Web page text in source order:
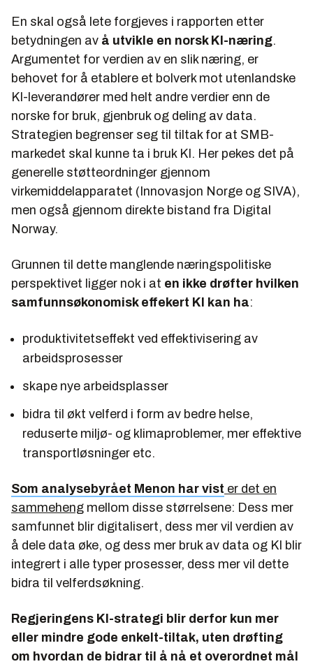
En skal også lete forgjeves i rapporten etter
betydningen av å utvikle en norsk KI-næring.
Argumentet for verdien av en slik næring, er
behovet for å etablere et bolverk mot utenlandske
KI-leverandører med helt andre verdier enn de
norske for bruk, gjenbruk og deling av data.
Strategien begrenser seg til tiltak for at SMB-
markedet skal kunne ta i bruk KI. Her pekes det på
generelle støtteordninger gjennom
virkemiddelapparatet (Innovasjon Norge og SIVA),
men også gjennom direkte bistand fra Digital
Norway.
Grunnen til dette manglende næringspolitiske
perspektivet ligger nok i at en ikke drøfter hvilken
samfunnsøkonomisk effekert KI kan ha:
produktivitetseffekt ved effektivisering av
arbeidsprosesser
skape nye arbeidsplasser
bidra til økt velferd i form av bedre helse,
reduserte miljø- og klimaproblemer, mer effektive
transportløsninger etc.
Som analysebyrået Menon har vist er det en
sammeheng mellom disse størrelsene: Dess mer
samfunnet blir digitalisert, dess mer vil verdien av
å dele data øke, og dess mer bruk av data og KI blir
integrert i alle typer prosesser, dess mer vil dette
bidra til velferdsøkning.
Regjeringens KI-strategi blir derfor kun mer
eller mindre gode enkelt-tiltak, uten drøfting
om hvordan de bidrar til å nå et overordnet mål